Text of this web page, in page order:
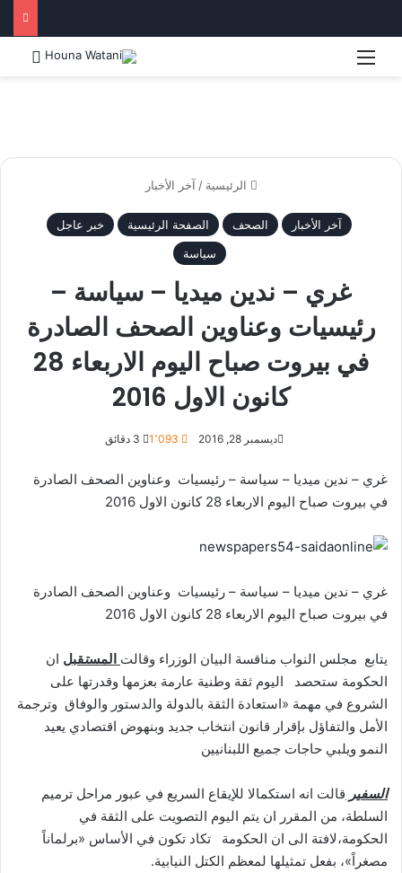
القائمة
الرئيسية / آخر الأخبار
آخر الأخبار الصحف الصفحة الرئيسية
خبر عاجل
سياسة
غري – ندين ميديا – سياسة –
رئيسيات وعناوين الصحف الصادرة
في بيروت صباح اليوم الاربعاء 28
كانون الاول 2016
ديسمبر 28, 2016
غري – ندين ميديا – سياسة – رئيسيات وعناوين الصحف الصادرة
في بيروت صباح اليوم الاربعاء 28 كانون الاول 2016
غري – ندين ميديا – سياسة – رئيسيات وعناوين الصحف الصادرة
في بيروت صباح اليوم الاربعاء 28 كانون الاول 2016
يتابع مجلس النواب مناقسة البيان الوزراء وقالت المستقبل ان
الحكومة ستحصد اليوم ثقة وطنية عارمة بعزمها وقدرتها على
الشروع في مهمة «استعادة الثقة بالدولة والدستور والوفاق وترجمة
الأمل والتفاؤل بإقرار قانون انتخاب جديد وبنهوض اقتصادي يعيد
النمو ويلبي حاجات جميع اللبنانيين
السفير قالت انه استكمالا للإيقاع السريع في عبور مراحل ترميم
السلطة، من المقرر ان يتم اليوم التصويت على الثقة في
الحكومة،لافتة الى ان الحكومة تكاد تكون في الأساس «برلماناً
مصغراً»، بفعل تمثيلها لمعظم الكتل النيابية.